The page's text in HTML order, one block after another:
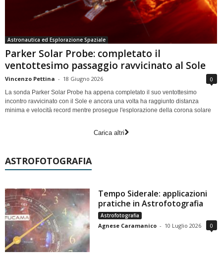
Astronautica ed Esplorazione Spaziale
Parker Solar Probe: completato il
ventottesimo passaggio ravvicinato al Sole
Vincenzo Pettina - 18 Giugno 2026 0
La sonda Parker Solar Probe ha appena completato il suo ventottesimo
incontro ravvicinato con il Sole e ancora una volta ha raggiunto distanza
minima e velocità record mentre prosegue l'esplorazione della corona solare
Carica altri
ASTROFOTOGRAFIA
Tempo Siderale: applicazioni
pratiche in Astrofotografia
Astrofotografia
Agnese Caramanico - 10 Luglio 2026 0